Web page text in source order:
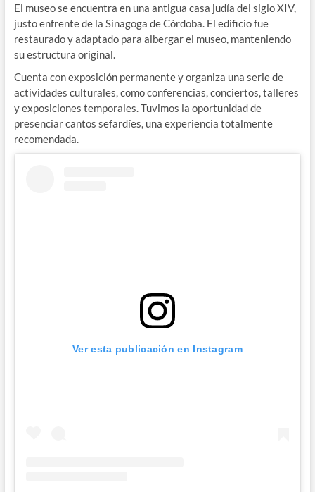
El museo se encuentra en una antigua casa judía del siglo XIV,
justo enfrente de la Sinagoga de Córdoba. El edificio fue
restaurado y adaptado para albergar el museo, manteniendo
su estructura original.
Cuenta con exposición permanente y organiza una serie de
actividades culturales, como conferencias, conciertos, talleres
y exposiciones temporales. Tuvimos la oportunidad de
presenciar cantos sefardíes, una experiencia totalmente
recomendada.
Ver esta publicación en Instagram